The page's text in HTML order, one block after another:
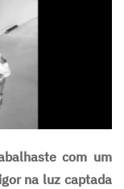
com um
na luz captada